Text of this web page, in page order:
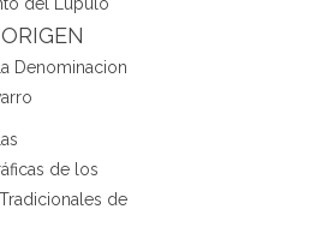
Denominacion
de los
de